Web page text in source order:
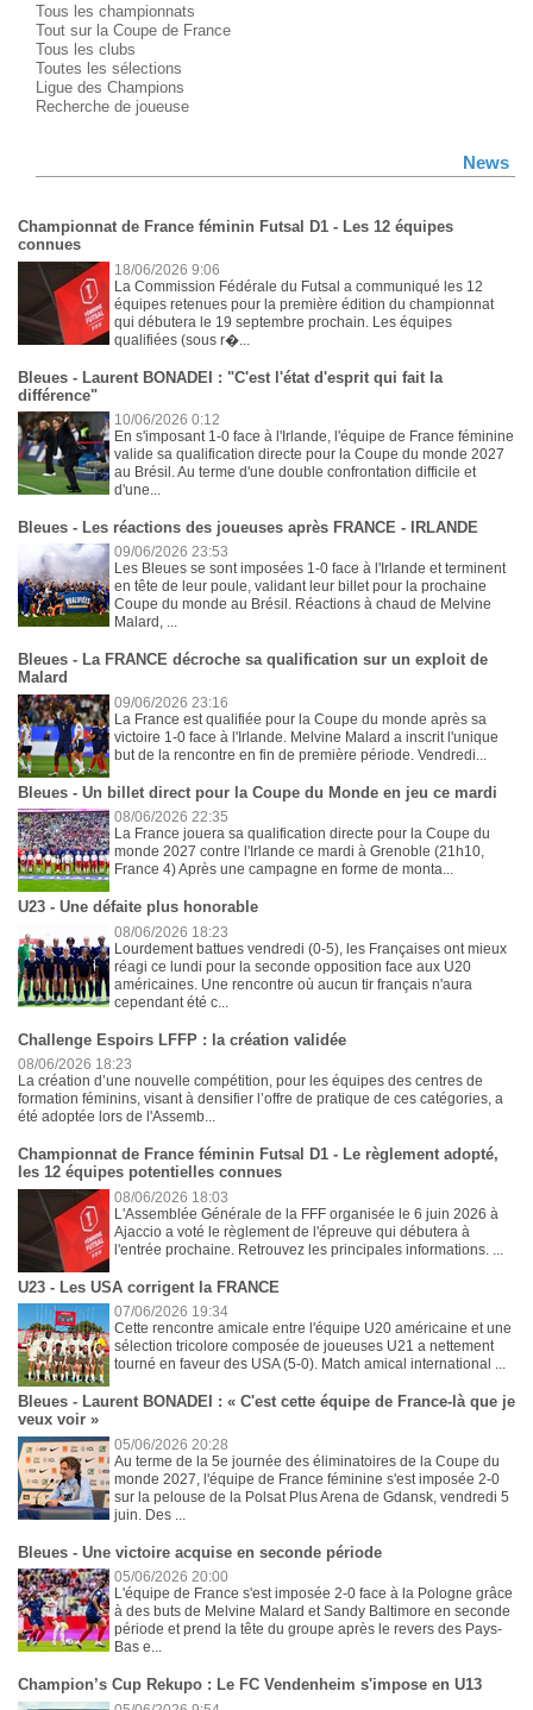
Tous les championnats
Tout sur la Coupe de France
Tous les clubs
Toutes les sélections
Ligue des Champions
Recherche de joueuse
News
Championnat de France féminin Futsal D1 - Les 12 équipes
connues
18/06/2026 9:06
La Commission Fédérale du Futsal a communiqué les 12
équipes retenues pour la première édition du championnat
qui débutera le 19 septembre prochain. Les équipes
qualifiées (sous r�...
Bleues - Laurent BONADEI : "C'est l'état d'esprit qui fait la
différence"
10/06/2026 0:12
En s'imposant 1-0 face à l'Irlande, l'équipe de France féminine
valide sa qualification directe pour la Coupe du monde 2027
au Brésil. Au terme d'une double confrontation difficile et
d'une...
Bleues - Les réactions des joueuses après FRANCE - IRLANDE
09/06/2026 23:53
Les Bleues se sont imposées 1-0 face à l'Irlande et terminent
en tête de leur poule, validant leur billet pour la prochaine
Coupe du monde au Brésil. Réactions à chaud de Melvine
Malard, ...
Bleues - La FRANCE décroche sa qualification sur un exploit de
Malard
09/06/2026 23:16
La France est qualifiée pour la Coupe du monde après sa
victoire 1-0 face à l'Irlande. Melvine Malard a inscrit l'unique
but de la rencontre en fin de première période. Vendredi...
Bleues - Un billet direct pour la Coupe du Monde en jeu ce mardi
08/06/2026 22:35
La France jouera sa qualification directe pour la Coupe du
monde 2027 contre l'Irlande ce mardi à Grenoble (21h10,
France 4) Après une campagne en forme de monta...
U23 - Une défaite plus honorable
08/06/2026 18:23
Lourdement battues vendredi (0-5), les Françaises ont mieux
réagi ce lundi pour la seconde opposition face aux U20
américaines. Une rencontre où aucun tir français n'aura
cependant été c...
Challenge Espoirs LFFP : la création validée
08/06/2026 18:23
La création d’une nouvelle compétition, pour les équipes des centres de
formation féminins, visant à densifier l’offre de pratique de ces catégories, a
été adoptée lors de l'Assemb...
Championnat de France féminin Futsal D1 - Le règlement adopté,
les 12 équipes potentielles connues
08/06/2026 18:03
L'Assemblée Générale de la FFF organisée le 6 juin 2026 à
Ajaccio a voté le règlement de l'épreuve qui débutera à
l'entrée prochaine. Retrouvez les principales informations. ...
U23 - Les USA corrigent la FRANCE
07/06/2026 19:34
Cette rencontre amicale entre l'équipe U20 américaine et une
sélection tricolore composée de joueuses U21 a nettement
tourné en faveur des USA (5-0). Match amical international ...
Bleues - Laurent BONADEI : « C'est cette équipe de France-là que je
veux voir »
05/06/2026 20:28
Au terme de la 5e journée des éliminatoires de la Coupe du
monde 2027, l'équipe de France féminine s'est imposée 2-0
sur la pelouse de la Polsat Plus Arena de Gdansk, vendredi 5
juin. Des ...
Bleues - Une victoire acquise en seconde période
05/06/2026 20:00
L'équipe de France s'est imposée 2-0 face à la Pologne grâce
à des buts de Melvine Malard et Sandy Baltimore en seconde
période et prend la tête du groupe après le revers des Pays-
Bas e...
Champion’s Cup Rekupo : Le FC Vendenheim s'impose en U13